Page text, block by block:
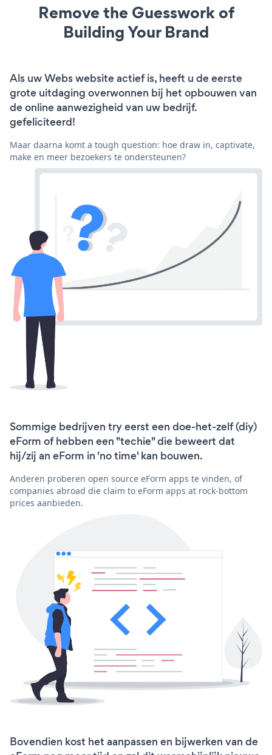
Remove the Guesswork of
Building Your Brand
Als uw Webs website actief is, heeft u de eerste
grote uitdaging overwonnen bij het opbouwen van
de online aanwezigheid van uw bedrijf.
gefeliciteerd!
Maar daarna komt a tough question: hoe draw in, captivate,
make en meer bezoekers te ondersteunen?
Sommige bedrijven try eerst een doe-het-zelf (diy)
eForm of hebben een "techie" die beweert dat
hij/zij an eForm in 'no time' kan bouwen.
Anderen proberen open source eForm apps te vinden, of
companies abroad die claim to eForm apps at rock-bottom
prices aanbieden.
Bovendien kost het aanpassen en bijwerken van de